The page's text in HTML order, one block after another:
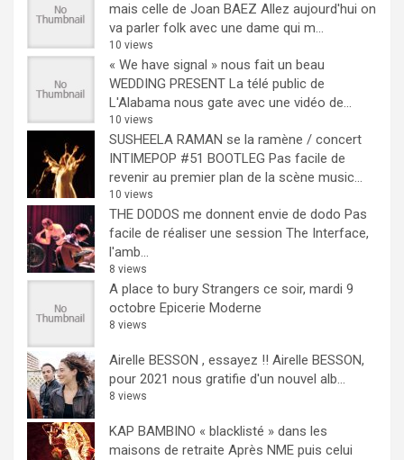
mais celle de Joan BAEZ Allez aujourd'hui on
va parler folk avec une dame qui m...
10 views
« We have signal » nous fait un beau
WEDDING PRESENT La télé public de
L'Alabama nous gate avec une vidéo de...
10 views
SUSHEELA RAMAN se la ramène / concert
INTIMEPOP #51 BOOTLEG Pas facile de
revenir au premier plan de la scène music...
10 views
THE DODOS me donnent envie de dodo Pas
facile de réaliser une session The Interface,
l'amb...
8 views
A place to bury Strangers ce soir, mardi 9
octobre Epicerie Moderne
8 views
Airelle BESSON , essayez !! Airelle BESSON,
pour 2021 nous gratifie d'un nouvel alb...
8 views
KAP BAMBINO « blacklisté » dans les
maisons de retraite Après NME puis celui